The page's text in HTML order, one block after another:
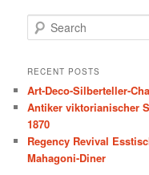
e
r
h
RECENT POSTS
Art-Deco-Silberteller-
Antiker viktorianischer
1870
Regency Revival
Mahagoni-Diner